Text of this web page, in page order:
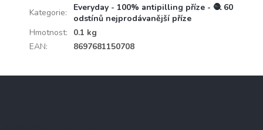
Kategorie:
Everyday - 100% antipilling příze - 🧶 60
odstínů nejprodávanější příze
Hmotnost:
0.1 kg
EAN: 8697681150708